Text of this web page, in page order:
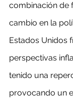
combinación de
cambio en la
Estados Unidos
perspectivas
tenido una
provocando un